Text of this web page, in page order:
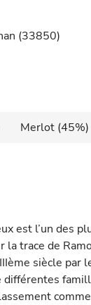
(33850)
Merlot (45%)
est l’un des
trace de
siècle par